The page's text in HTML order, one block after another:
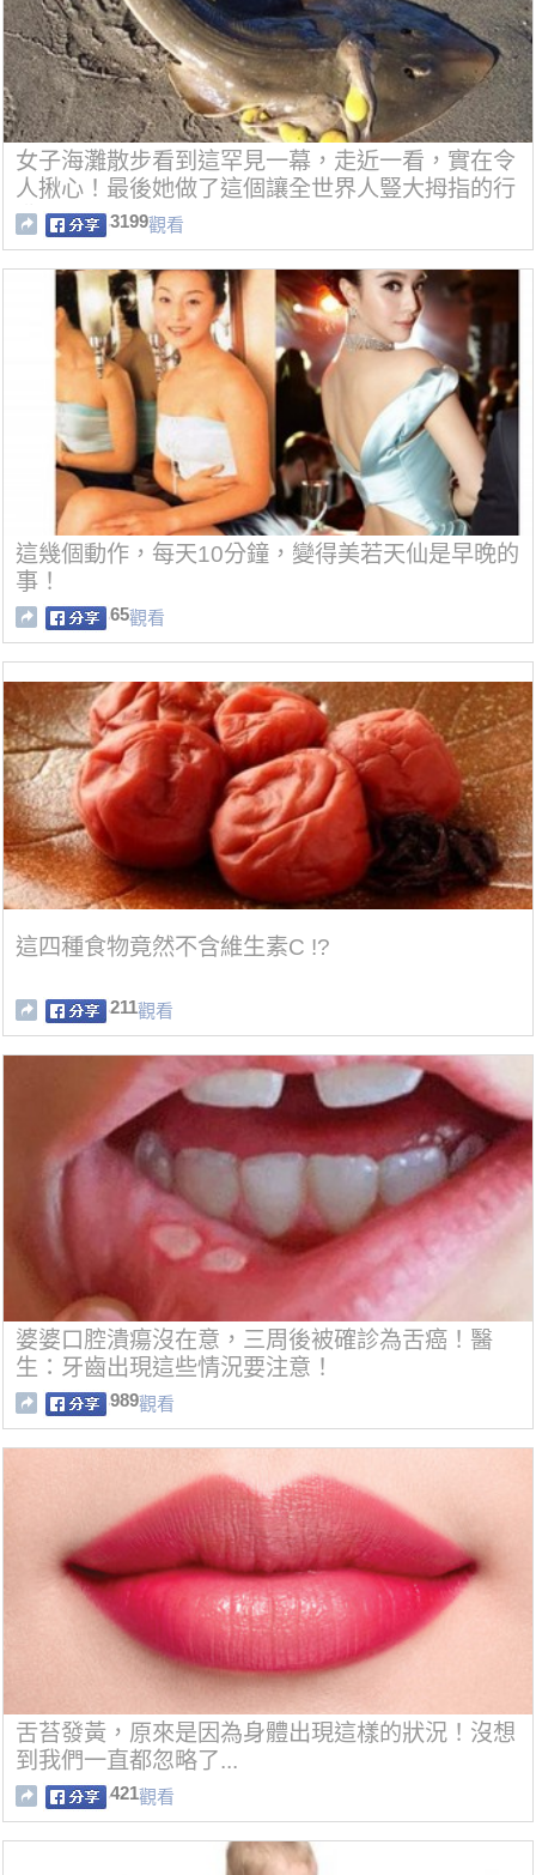
女子海灘散步看到這罕見一幕，走近一看，實在令
人揪心！最後她做了這個讓全世界人豎大拇指的行
動！
3199觀看
這幾個動作，每天10分鐘，變得美若天仙是早晚的
事！
65觀看
這四種食物竟然不含維生素C !?
211觀看
婆婆口腔潰瘍沒在意，三周後被確診為舌癌！醫
生：牙齒出現這些情況要注意！
989觀看
舌苔發黃，原來是因為身體出現這樣的狀況！沒想
到我們一直都忽略了...
421觀看